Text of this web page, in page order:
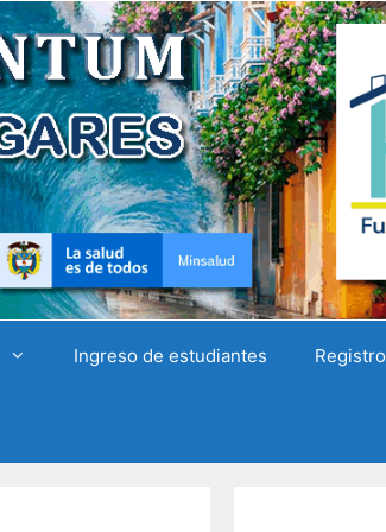
Ingreso de estudiantes Registro